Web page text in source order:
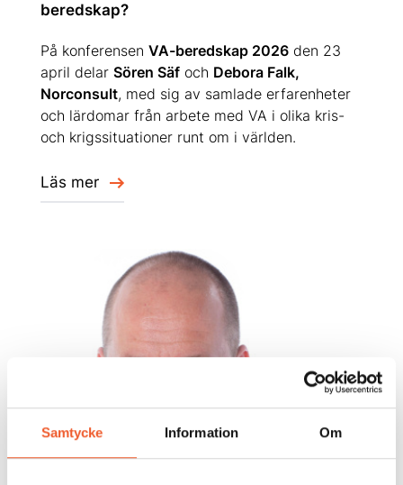
Samtycke Information Om
beredskap?
På konferensen VA-beredskap 2026 den 23
april delar Sören Säf och Debora Falk,
Norconsult, med sig av samlade erfarenheter
och lärdomar från arbete med VA i olika kris-
och krigssituationer runt om i världen.
Läs mer